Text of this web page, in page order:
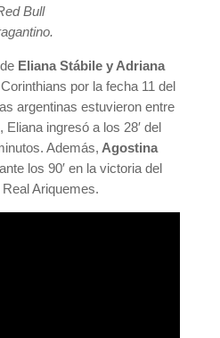
Bull
Eliana Stábile y Adriana
por la fecha 11 del
argentinas estuvieron entre
ingresó a los 28′ del
Además, Agostina
los 90′ en la victoria del
Ariquemes.